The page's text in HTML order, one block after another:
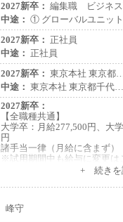
2027新卒： 編集職 ビジネ
中途： ① グローバルユニッ
2027新卒： 正社員
中途： 正社員
2027新卒： 東京本社 東京都
中途： 東京本社 東京都千代…
2027新卒：
【全職種共通】
大学卒：月給277,500円、大
円
諸手当一律（月給に含まず）
※試用期間中も給与に変更は
月給370,000円～
ます。
+ 続きを